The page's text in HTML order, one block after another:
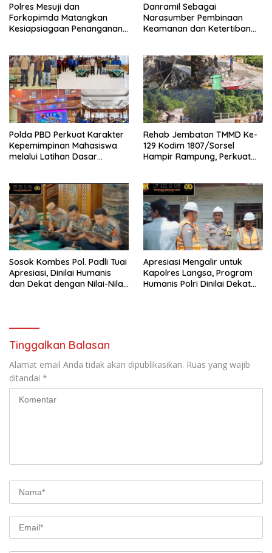
Polres Mesuji dan
Forkopimda Matangkan
Kesiapsiagaan Penanganan
Danramil Sebagai
Narasumber Pembinaan
Keamanan dan Ketertiban
Polda PBD Perkuat Karakter
Kepemimpinan Mahasiswa
melalui Latihan Dasar
Rehab Jembatan TMMD Ke-
129 Kodim 1807/Sorsel
Hampir Rampung, Perkuat
Sesor
Sosok Kombes Pol. Padli Tuai
Apresiasi, Dinilai Humanis
dan Dekat dengan Nilai-Nilai
Apresiasi Mengalir untuk
Kapolres Langsa, Program
Humanis Polri Dinilai Dekat
Tinggalkan Balasan
Alamat email Anda tidak akan dipublikasikan. Ruas yang wajib
ditandai *